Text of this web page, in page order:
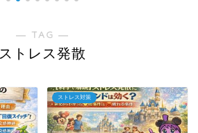
― TAG ―
ストレス発散
ストレス対策